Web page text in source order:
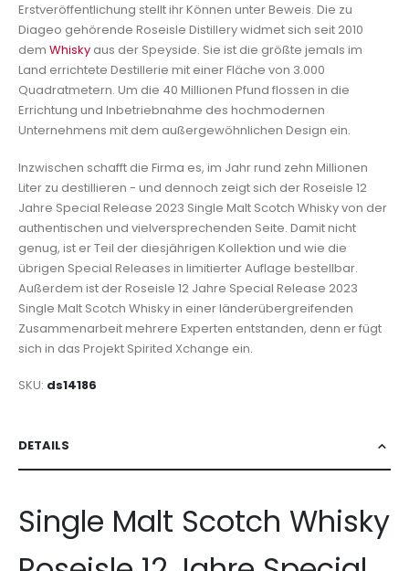
Erstveröffentlichung stellt ihr Können unter Beweis. Die zu
Diageo gehörende Roseisle Distillery widmet sich seit 2010
dem Whisky aus der Speyside. Sie ist die größte jemals im
Land errichtete Destillerie mit einer Fläche von 3.000
Quadratmetern. Um die 40 Millionen Pfund flossen in die
Errichtung und Inbetriebnahme des hochmodernen
Unternehmens mit dem außergewöhnlichen Design ein.
Inzwischen schafft die Firma es, im Jahr rund zehn Millionen
Liter zu destillieren - und dennoch zeigt sich der Roseisle 12
Jahre Special Release 2023 Single Malt Scotch Whisky von der
authentischen und vielversprechenden Seite. Damit nicht
genug, ist er Teil der diesjährigen Kollektion und wie die
übrigen Special Releases in limitierter Auflage bestellbar.
Außerdem ist der Roseisle 12 Jahre Special Release 2023
Single Malt Scotch Whisky in einer länderübergreifenden
Zusammenarbeit mehrere Experten entstanden, denn er fügt
sich in das Projekt Spirited Xchange ein.
SKU ds14186
DETAILS
Single Malt Scotch Whisky